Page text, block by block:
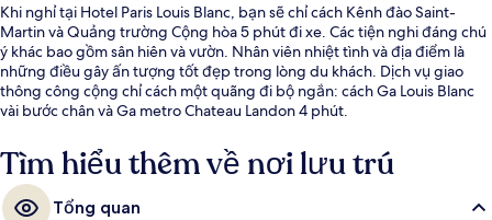
Khi nghỉ tại Hotel Paris Louis Blanc, bạn sẽ chỉ cách Kênh đào Saint-
Martin và Quảng trường Cộng hòa 5 phút đi xe. Các tiện nghi đáng chú
ý khác bao gồm sân hiên và vườn. Nhân viên nhiệt tình và địa điểm là
những điều gây ấn tượng tốt đẹp trong lòng du khách. Dịch vụ giao
thông công cộng chỉ cách một quãng đi bộ ngắn: cách Ga Louis Blanc
vài bước chân và Ga metro Chateau Landon 4 phút.
Tìm hiểu thêm về nơi lưu trú
Tổng quan